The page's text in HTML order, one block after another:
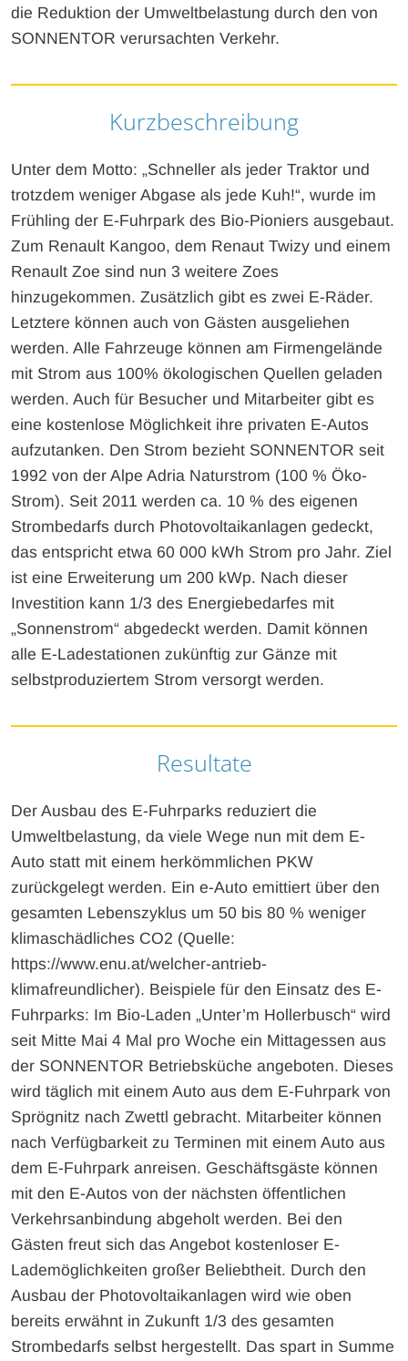
die Reduktion der Umweltbelastung durch den von
SONNENTOR verursachten Verkehr.
Kurzbeschreibung
Unter dem Motto: „Schneller als jeder Traktor und
trotzdem weniger Abgase als jede Kuh!“, wurde im
Frühling der E-Fuhrpark des Bio-Pioniers ausgebaut.
Zum Renault Kangoo, dem Renaut Twizy und einem
Renault Zoe sind nun 3 weitere Zoes
hinzugekommen. Zusätzlich gibt es zwei E-Räder.
Letztere können auch von Gästen ausgeliehen
werden. Alle Fahrzeuge können am Firmengelände
mit Strom aus 100% ökologischen Quellen geladen
werden. Auch für Besucher und Mitarbeiter gibt es
eine kostenlose Möglichkeit ihre privaten E-Autos
aufzutanken. Den Strom bezieht SONNENTOR seit
1992 von der Alpe Adria Naturstrom (100 % Öko-
Strom). Seit 2011 werden ca. 10 % des eigenen
Strombedarfs durch Photovoltaikanlagen gedeckt,
das entspricht etwa 60 000 kWh Strom pro Jahr. Ziel
ist eine Erweiterung um 200 kWp. Nach dieser
Investition kann 1/3 des Energiebedarfes mit
„Sonnenstrom“ abgedeckt werden. Damit können
alle E-Ladestationen zukünftig zur Gänze mit
selbstproduziertem Strom versorgt werden.
Resultate
Der Ausbau des E-Fuhrparks reduziert die
Umweltbelastung, da viele Wege nun mit dem E-
Auto statt mit einem herkömmlichen PKW
zurückgelegt werden. Ein e-Auto emittiert über den
gesamten Lebenszyklus um 50 bis 80 % weniger
klimaschädliches CO2 (Quelle:
https://www.enu.at/welcher-antrieb-
klimafreundlicher). Beispiele für den Einsatz des E-
Fuhrparks: Im Bio-Laden „Unter’m Hollerbusch“ wird
seit Mitte Mai 4 Mal pro Woche ein Mittagessen aus
der SONNENTOR Betriebsküche angeboten. Dieses
wird täglich mit einem Auto aus dem E-Fuhrpark von
Sprögnitz nach Zwettl gebracht. Mitarbeiter können
nach Verfügbarkeit zu Terminen mit einem Auto aus
dem E-Fuhrpark anreisen. Geschäftsgäste können
mit den E-Autos von der nächsten öffentlichen
Verkehrsanbindung abgeholt werden. Bei den
Gästen freut sich das Angebot kostenloser E-
Lademöglichkeiten großer Beliebtheit. Durch den
Ausbau der Photovoltaikanlagen wird wie oben
bereits erwähnt in Zukunft 1/3 des gesamten
Strombedarfs selbst hergestellt. Das spart in Summe